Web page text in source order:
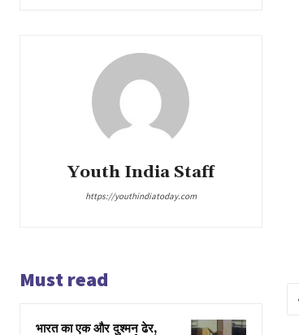
Youth India Staff
https://youthindiatoday.com
Must read
भारत का एक और दुश्मन ढेर,